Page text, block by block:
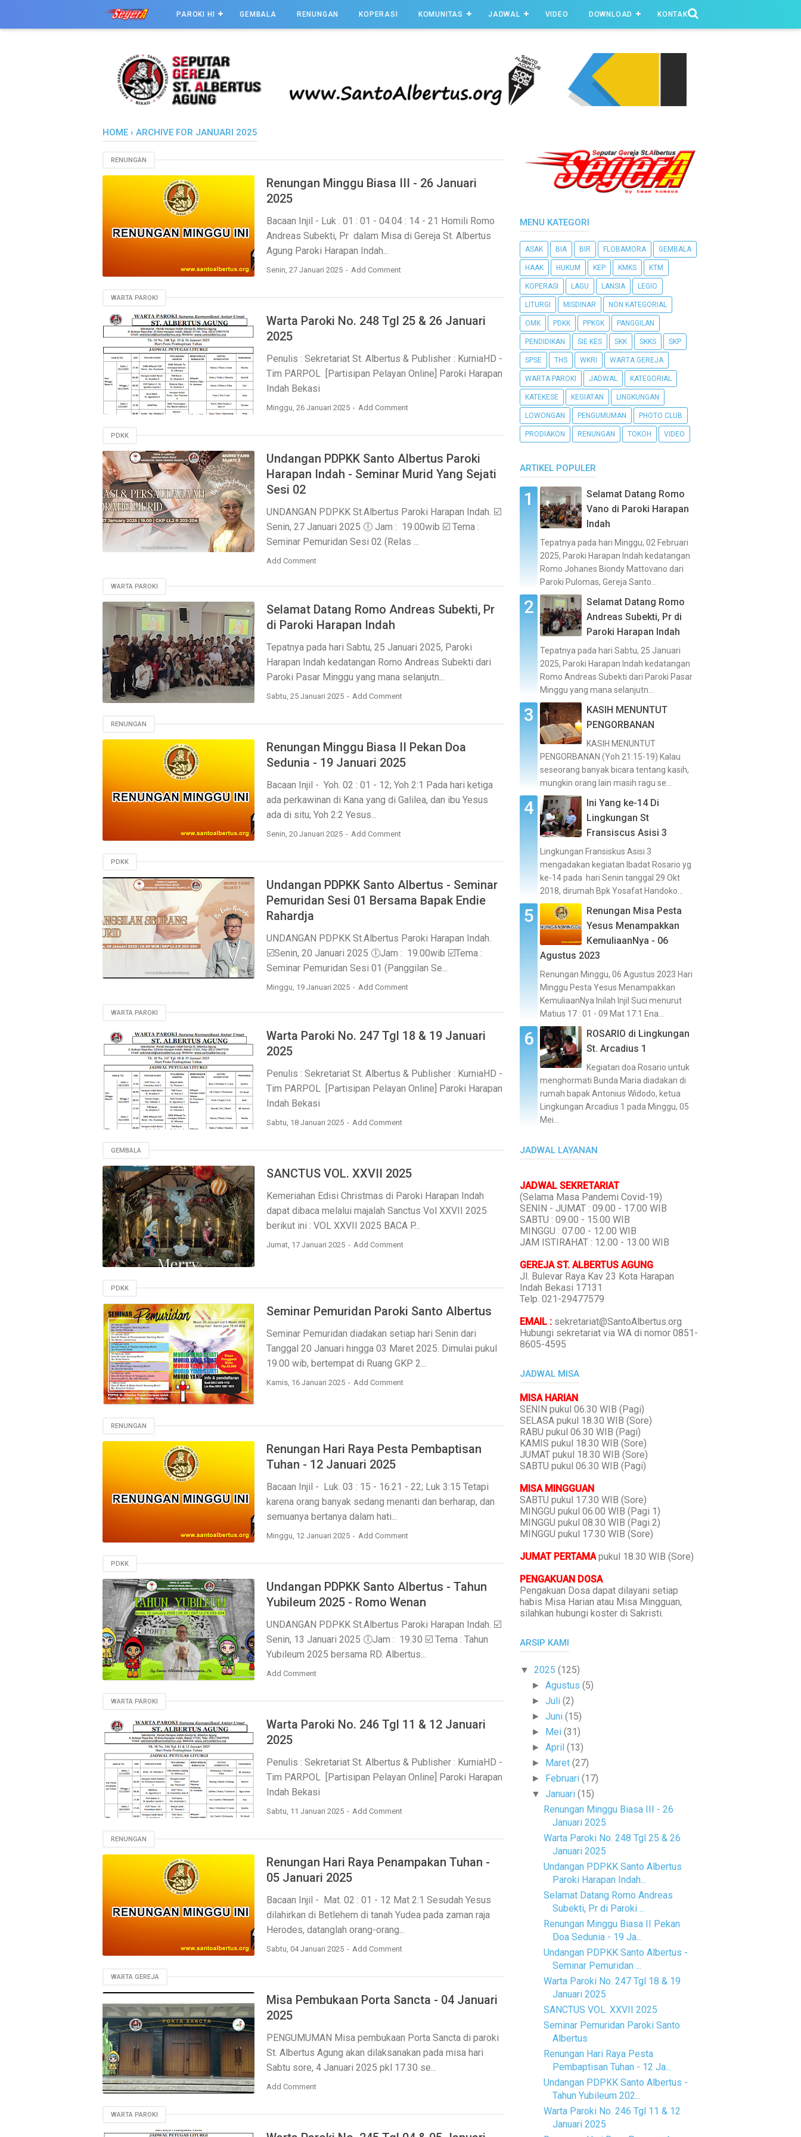
PAROKI HI GEMBALA RENUNGAN KOPERASI KOMUNITAS JADWAL VIDEO DOWNLOAD KONTAK
HOME › ARCHIVE FOR JANUARI 2025
RENUNGAN
Renungan Minggu Biasa III - 26 Januari
2025
Bacaan Injil - Luk . 01 : 01 - 04.04 : 14 - 21 Homili Romo
Andreas Subekti, Pr dalam Misa di Gereja St. Albertus
Agung Paroki Harapan Indah...
Senin, 27 Januari 2025 Add Comment
WARTA PAROKI
Warta Paroki No. 248 Tgl 25 & 26 Januari
2025
Penulis : Sekretariat St. Albertus & Publisher : KurniaHD -
Tim PARPOL [Partisipan Pelayan Online] Paroki Harapan
Indah Bekasi
Minggu, 26 Januari 2025 Add Comment
PDKK
Undangan PDPKK Santo Albertus Paroki
Harapan Indah - Seminar Murid Yang Sejati
Sesi 02
UNDANGAN PDPKK St.Albertus Paroki Harapan Indah. ☑️
Senin, 27 Januari 2025 🕕 Jam : 19.00wib ☑️ Tema :
Seminar Pemuridan Sesi 02 (Relas ...
Add Comment
WARTA PAROKI
Selamat Datang Romo Andreas Subekti, Pr
di Paroki Harapan Indah
Tepatnya pada hari Sabtu, 25 Januari 2025, Paroki
Harapan Indah kedatangan Romo Andreas Subekti dari
Paroki Pasar Minggu yang mana selanjutn...
Sabtu, 25 Januari 2025 Add Comment
RENUNGAN
Renungan Minggu Biasa II Pekan Doa
Sedunia - 19 Januari 2025
Bacaan Injil - Yoh. 02 : 01 - 12; Yoh 2:1 Pada hari ketiga
ada perkawinan di Kana yang di Galilea, dan ibu Yesus
ada di situ; Yoh 2:2 Yesus...
Senin, 20 Januari 2025 Add Comment
PDKK
Undangan PDPKK Santo Albertus - Seminar
Pemuridan Sesi 01 Bersama Bapak Endie
Rahardja
UNDANGAN PDPKK St.Albertus Paroki Harapan Indah.
☑️Senin, 20 Januari 2025 🕕Jam : 19.00wib ☑️Tema :
Seminar Pemuridan Sesi 01 (Panggilan Se...
Minggu, 19 Januari 2025 Add Comment
WARTA PAROKI
Warta Paroki No. 247 Tgl 18 & 19 Januari
2025
Penulis : Sekretariat St. Albertus & Publisher : KurniaHD -
Tim PARPOL [Partisipan Pelayan Online] Paroki Harapan
Indah Bekasi
Sabtu, 18 Januari 2025 Add Comment
GEMBALA
SANCTUS VOL. XXVII 2025
Kemeriahan Edisi Christmas di Paroki Harapan Indah
dapat dibaca melalui majalah Sanctus Vol XXVII 2025
berikut ini : VOL XXVII 2025 BACA P...
Jumat, 17 Januari 2025 Add Comment
PDKK
Seminar Pemuridan Paroki Santo Albertus
Seminar Pemuridan diadakan setiap hari Senin dari
Tanggal 20 Januari hingga 03 Maret 2025. Dimulai pukul
19.00 wib, bertempat di Ruang GKP 2...
Kamis, 16 Januari 2025 Add Comment
RENUNGAN
Renungan Hari Raya Pesta Pembaptisan
Tuhan - 12 Januari 2025
Bacaan Injil - Luk. 03 : 15 - 16.21 - 22; Luk 3:15 Tetapi
karena orang banyak sedang menanti dan berharap, dan
semuanya bertanya dalam hati...
Minggu, 12 Januari 2025 Add Comment
PDKK
Undangan PDPKK Santo Albertus - Tahun
Yubileum 2025 - Romo Wenan
UNDANGAN PDPKK St.Albertus Paroki Harapan Indah. ☑️
Senin, 13 Januari 2025 🕕Jam : 19.30 ☑️ Tema : Tahun
Yubileum 2025 bersama RD. Albertus...
Add Comment
WARTA PAROKI
Warta Paroki No. 246 Tgl 11 & 12 Januari
2025
Penulis : Sekretariat St. Albertus & Publisher : KurniaHD -
Tim PARPOL [Partisipan Pelayan Online] Paroki Harapan
Indah Bekasi
Sabtu, 11 Januari 2025 Add Comment
RENUNGAN
Renungan Hari Raya Penampakan Tuhan -
05 Januari 2025
Bacaan Injil - Mat. 02 : 01 - 12 Mat 2:1 Sesudah Yesus
dilahirkan di Betlehem di tanah Yudea pada zaman raja
Herodes, datanglah orang-orang...
Sabtu, 04 Januari 2025 Add Comment
WARTA GEREJA
Misa Pembukaan Porta Sancta - 04 Januari
2025
PENGUMUMAN Misa pembukaan Porta Sancta di paroki
St. Albertus Agung akan dilaksanakan pada misa hari
Sabtu sore, 4 Januari 2025 pkl 17.30 se...
Add Comment
WARTA PAROKI
MENU KATEGORI
ASAK BIA BIR FLOBAMORA GEMBALA
HAAK HUKUM KEP KMKS KTM
KOPERASI LAGU LANSIA LEGIO
LITURGI MISDINAR NON KATEGORIAL
OMK PDKK PPKGK PANGGILAN
PENDIDIKAN SIE KES SKK SKKS SKP
SPSE THS WKRI WARTA GEREJA
WARTA PAROKI JADWAL KATEGORIAL
KATEKESE KEGIATAN LINGKUNGAN
LOWONGAN PENGUMUMAN PHOTO CLUB
PRODIAKON RENUNGAN TOKOH VIDEO
ARTIKEL POPULER
Selamat Datang Romo
Vano di Paroki Harapan
Indah
Tepatnya pada hari Minggu, 02 Februari
2025, Paroki Harapan Indah kedatangan
Romo Johanes Biondy Mattovano dari
Paroki Pulomas, Gereja Santo...
Selamat Datang Romo
Andreas Subekti, Pr di
Paroki Harapan Indah
Tepatnya pada hari Sabtu, 25 Januari
2025, Paroki Harapan Indah kedatangan
Romo Andreas Subekti dari Paroki Pasar
Minggu yang mana selanjutn...
KASIH MENUNTUT
PENGORBANAN
KASIH MENUNTUT
PENGORBANAN (Yoh 21:15-19) Kalau
seseorang banyak bicara tentang kasih,
mungkin orang lain masih ragu se...
Ini Yang ke-14 Di
Lingkungan St
Fransiscus Asisi 3
Lingkungan Fransiskus Asisi 3
mengadakan kegiatan Ibadat Rosario yg
ke-14 pada hari Senin tanggal 29 Okt
2018, dirumah Bpk Yosafat Handoko...
Renungan Misa Pesta
Yesus Menampakkan
KemuliaanNya - 06
Agustus 2023
Renungan Minggu, 06 Agustus 2023 Hari
Minggu Pesta Yesus Menampakkan
KemuliaanNya Inilah Injil Suci menurut
Matius 17 : 01 - 09 Mat 17:1 Ena...
ROSARIO di Lingkungan
St. Arcadius 1
Kegiatan doa Rosario untuk
menghormati Bunda Maria diadakan di
rumah bapak Antonius Widodo, ketua
Lingkungan Arcadius 1 pada Minggu, 05
Mei...
JADWAL LAYANAN
JADWAL SEKRETARIAT
(Selama Masa Pandemi Covid-19)
SENIN - JUMAT : 09.00 - 17.00 WIB
SABTU : 09.00 - 15.00 WIB
MINGGU : 07.00 - 12.00 WIB
JAM ISTIRAHAT : 12.00 - 13.00 WIB
GEREJA ST. ALBERTUS AGUNG
Jl. Bulevar Raya Kav 23 Kota Harapan
Indah Bekasi 17131
Telp. 021-29477579
EMAIL : sekretariat@SantoAlbertus.org
Hubungi sekretariat via WA di nomor 0851-
8605-4595
JADWAL MISA
MISA HARIAN
SENIN pukul 06.30 WIB (Pagi)
SELASA pukul 18.30 WIB (Sore)
RABU pukul 06.30 WIB (Pagi)
KAMIS pukul 18.30 WIB (Sore)
JUMAT pukul 18.30 WIB (Sore)
SABTU pukul 06.30 WIB (Pagi)
MISA MINGGUAN
SABTU pukul 17.30 WIB (Sore)
MINGGU pukul 06.00 WIB (Pagi 1)
MINGGU pukul 08.30 WIB (Pagi 2)
MINGGU pukul 17.30 WIB (Sore)
JUMAT PERTAMA pukul 18.30 WIB (Sore)
PENGAKUAN DOSA
Pengakuan Dosa dapat dilayani setiap
habis Misa Harian atau Misa Mingguan,
silahkan hubungi koster di Sakristi.
ARSIP KAMI
▼ 2025 (125)
►Agustus(5)
►Juli(2)
►Juni(15)
► Mei(31)
►April(13)
► Maret(27)
► Februari(17)
▼Januari(15)
Renungan Minggu Biasa III - 26
Januari 2025
Warta Paroki No. 248 Tgl 25 & 26
Januari 2025
Undangan PDPKK Santo Albertus
Paroki Harapan Indah...
Selamat Datang Romo Andreas
Subekti, Pr di Paroki ...
Renungan Minggu Biasa II Pekan
Doa Sedunia - 19 Ja...
Undangan PDPKK Santo Albertus -
Seminar Pemuridan ...
Warta Paroki No. 247 Tgl 18 & 19
Januari 2025
SANCTUS VOL. XXVII 2025
Seminar Pemuridan Paroki Santo
Albertus
Renungan Hari Raya Pesta
Pembaptisan Tuhan - 12 Ja...
Undangan PDPKK Santo Albertus -
Tahun Yubileum 202...
Warta Paroki No. 246 Tgl 11 & 12
Januari 2025